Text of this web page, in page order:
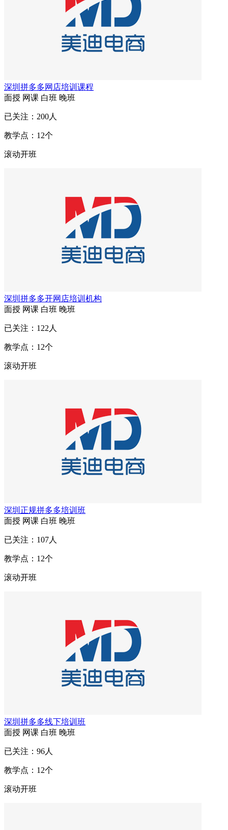
深圳拼多多网店培训课程
面授 网课 白班 晚班
已关注： 200人
教学点： 12个
滚动开班
深圳拼多多开网店培训机构
面授 网课 白班 晚班
已关注： 122 人
教学点： 12个
滚动开班
深圳正规拼多多培训班
面授 网课 白班 晚班
已关注： 107人
教学点： 12个
滚动开班
深圳拼多多线下培训班
面授 网课 白班 晚班
已关注： 96人
教学点： 12个
滚动开班